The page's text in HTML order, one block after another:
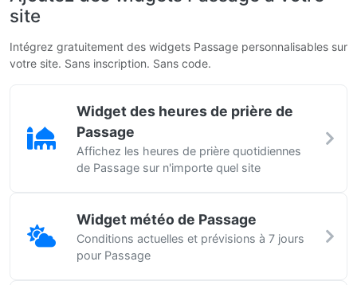
site
Intégrez gratuitement des widgets Passage personnalisables sur
votre site. Sans inscription. Sans code.
Widget des heures de prière de
Passage
Affichez les heures de prière quotidiennes
de Passage sur n'importe quel site
Widget météo de Passage
Conditions actuelles et prévisions à 7 jours
pour Passage